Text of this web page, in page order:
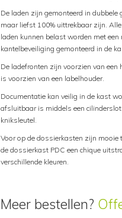
De laden zijn gemonteerd in
maar liefst 100% uittrekbaar zijn.
laden kunnen belast worden met
kantelbeveiliging gemonteerd in de
De ladefronten zijn voorzien van een
is voorzien van een labelhouder.
Documentatie kan veilig in de kast
afsluitbaar is middels een
kniksleutel.
Voor op de dossierkasten zijn mooie
de dossierkast PDC een chique
verschillende kleuren.
Meer bestellen?